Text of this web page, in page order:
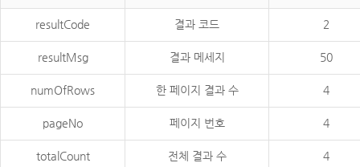
resultCode 결과 코드 2
resultMsg 결과 메세지 50
numOfRows 한 페이지 결과 수 4
pageNo 페이지 번호 4
totalCount 전체 결과 수 4